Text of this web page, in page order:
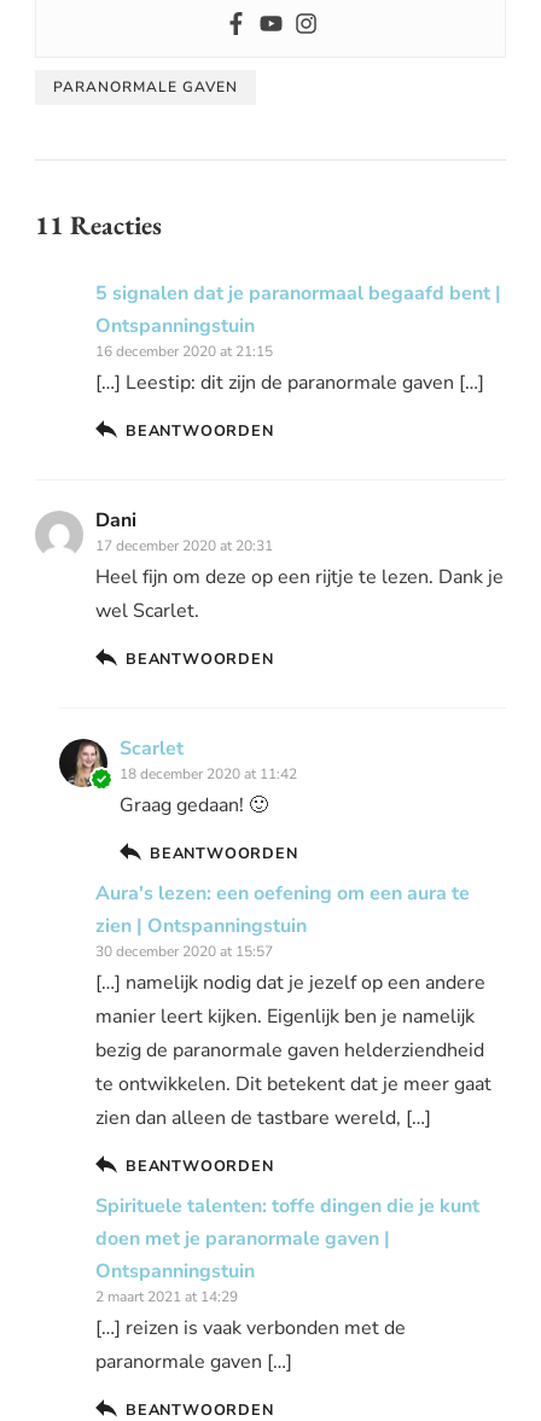
PARANORMALE GAVEN
11 Reacties
5 signalen dat je paranormaal begaafd bent |
Ontspanningstuin
16 december 2020 at 21:15
[…] Leestip: dit zijn de paranormale gaven […]
BEANTWOORDEN
Dani
17 december 2020 at 20:31
Heel fijn om deze op een rijtje te lezen. Dank je
wel Scarlet.
BEANTWOORDEN
Scarlet
18 december 2020 at 11:42
Graag gedaan! 🙂
BEANTWOORDEN
Aura's lezen: een oefening om een aura te
zien | Ontspanningstuin
30 december 2020 at 15:57
[…] namelijk nodig dat je jezelf op een andere
manier leert kijken. Eigenlijk ben je namelijk
bezig de paranormale gaven helderziendheid
te ontwikkelen. Dit betekent dat je meer gaat
zien dan alleen de tastbare wereld, […]
BEANTWOORDEN
Spirituele talenten: toffe dingen die je kunt
doen met je paranormale gaven |
Ontspanningstuin
2 maart 2021 at 14:29
[…] reizen is vaak verbonden met de
paranormale gaven […]
BEANTWOORDEN